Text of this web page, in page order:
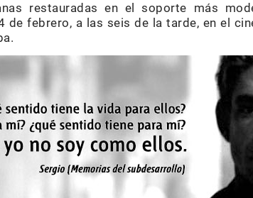
restauradas en el soporte más
de febrero, a las seis de la tarde, en el